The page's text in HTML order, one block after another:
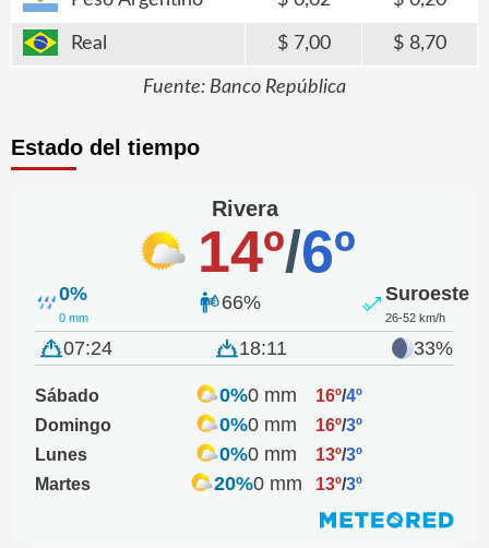
Real 7,00 8,70
Fuente: Banco República
Estado del tiempo
Rivera
14º/6º
0%
0 mm
66% Suroeste
26-52 km/h
07:24 18:11 33%
Sábado 0%0 mm 16º/4º
Domingo
0%0 mm 16º/3º
Lunes
0%0 mm 13º/3º
Martes
20%0 mm 13º/3º